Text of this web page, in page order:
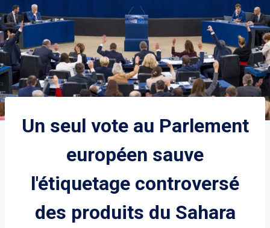
Un seul vote au Parlement
européen sauve
l'étiquetage controversé
des produits du Sahara